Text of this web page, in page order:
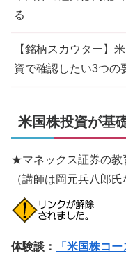
る
【銘柄スカウター】
資で確認したい3つの
米国株投資が基
★マネックス証券の教
（講師は岡元兵八郎氏
体験談： 「米国株コ